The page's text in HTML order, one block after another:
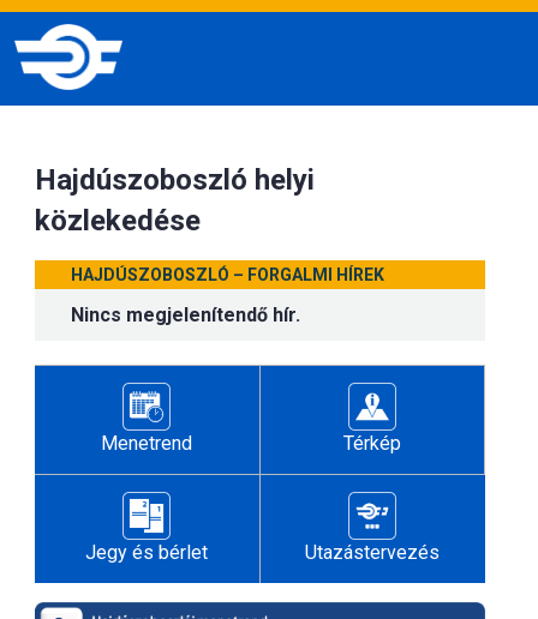
Hajdúszoboszló helyi
közlekedése
HAJDÚSZOBOSZLÓ – FORGALMI HÍREK
Nincs megjelenítendő hír.
Menetrend Térkép
Jegy és bérlet Utazástervezés